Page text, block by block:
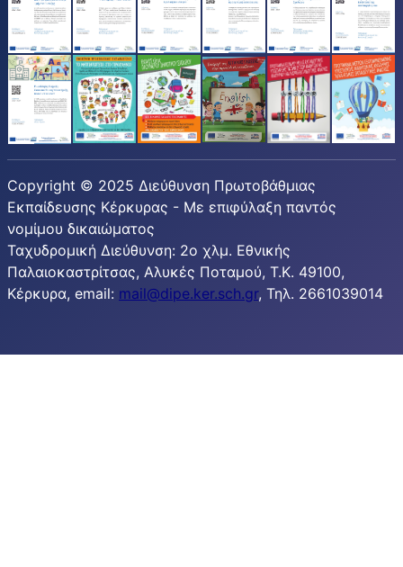
Copyright © 2025 Διεύθυνση Πρωτοβάθμιας
Εκπαίδευσης Κέρκυρας - Με επιφύλαξη παντός
νομίμου δικαιώματος
Ταχυδρομική Διεύθυνση: 2ο χλμ. Εθνικής
Παλαιοκαστρίτσας, Αλυκές Ποταμού, T.K. 49100,
Κέρκυρα, email: mail@dipe.ker.sch.gr, Τηλ. 2661039014